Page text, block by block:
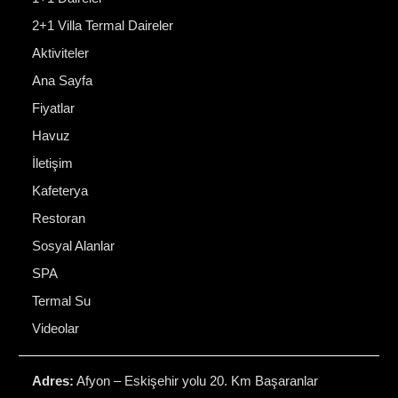
2+1 Villa Termal Daireler
Aktiviteler
Ana Sayfa
Fiyatlar
Havuz
İletişim
Kafeterya
Restoran
Sosyal Alanlar
SPA
Termal Su
Videolar
Adres: Afyon – Eskişehir yolu 20. Km Başaranlar